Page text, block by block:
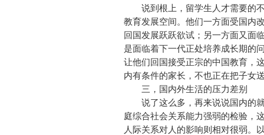
说到根上，留学生人才需要的不
教育发展空间。他们一方面受国内
回国发展跃跃欲试；另一方面又面
是面临着下一代正处培养成长期的
让他们回国接受正宗的中国教育，
内有条件的家长，不也正在把子女
三，国内外生活的压力差别
说了这么多，再来说说国内的就
庭综合社会关系能力强弱的检验，
人际关系对人的影响则相对很弱。